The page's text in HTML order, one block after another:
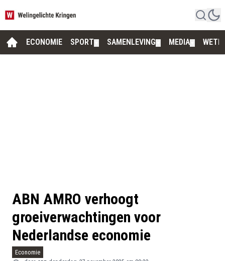
ECONOMIE SPORT SAMENLEVING MEDIA
ABN AMRO verhoogt
groeiverwachtingen voor
Nederlandse economie
Economie